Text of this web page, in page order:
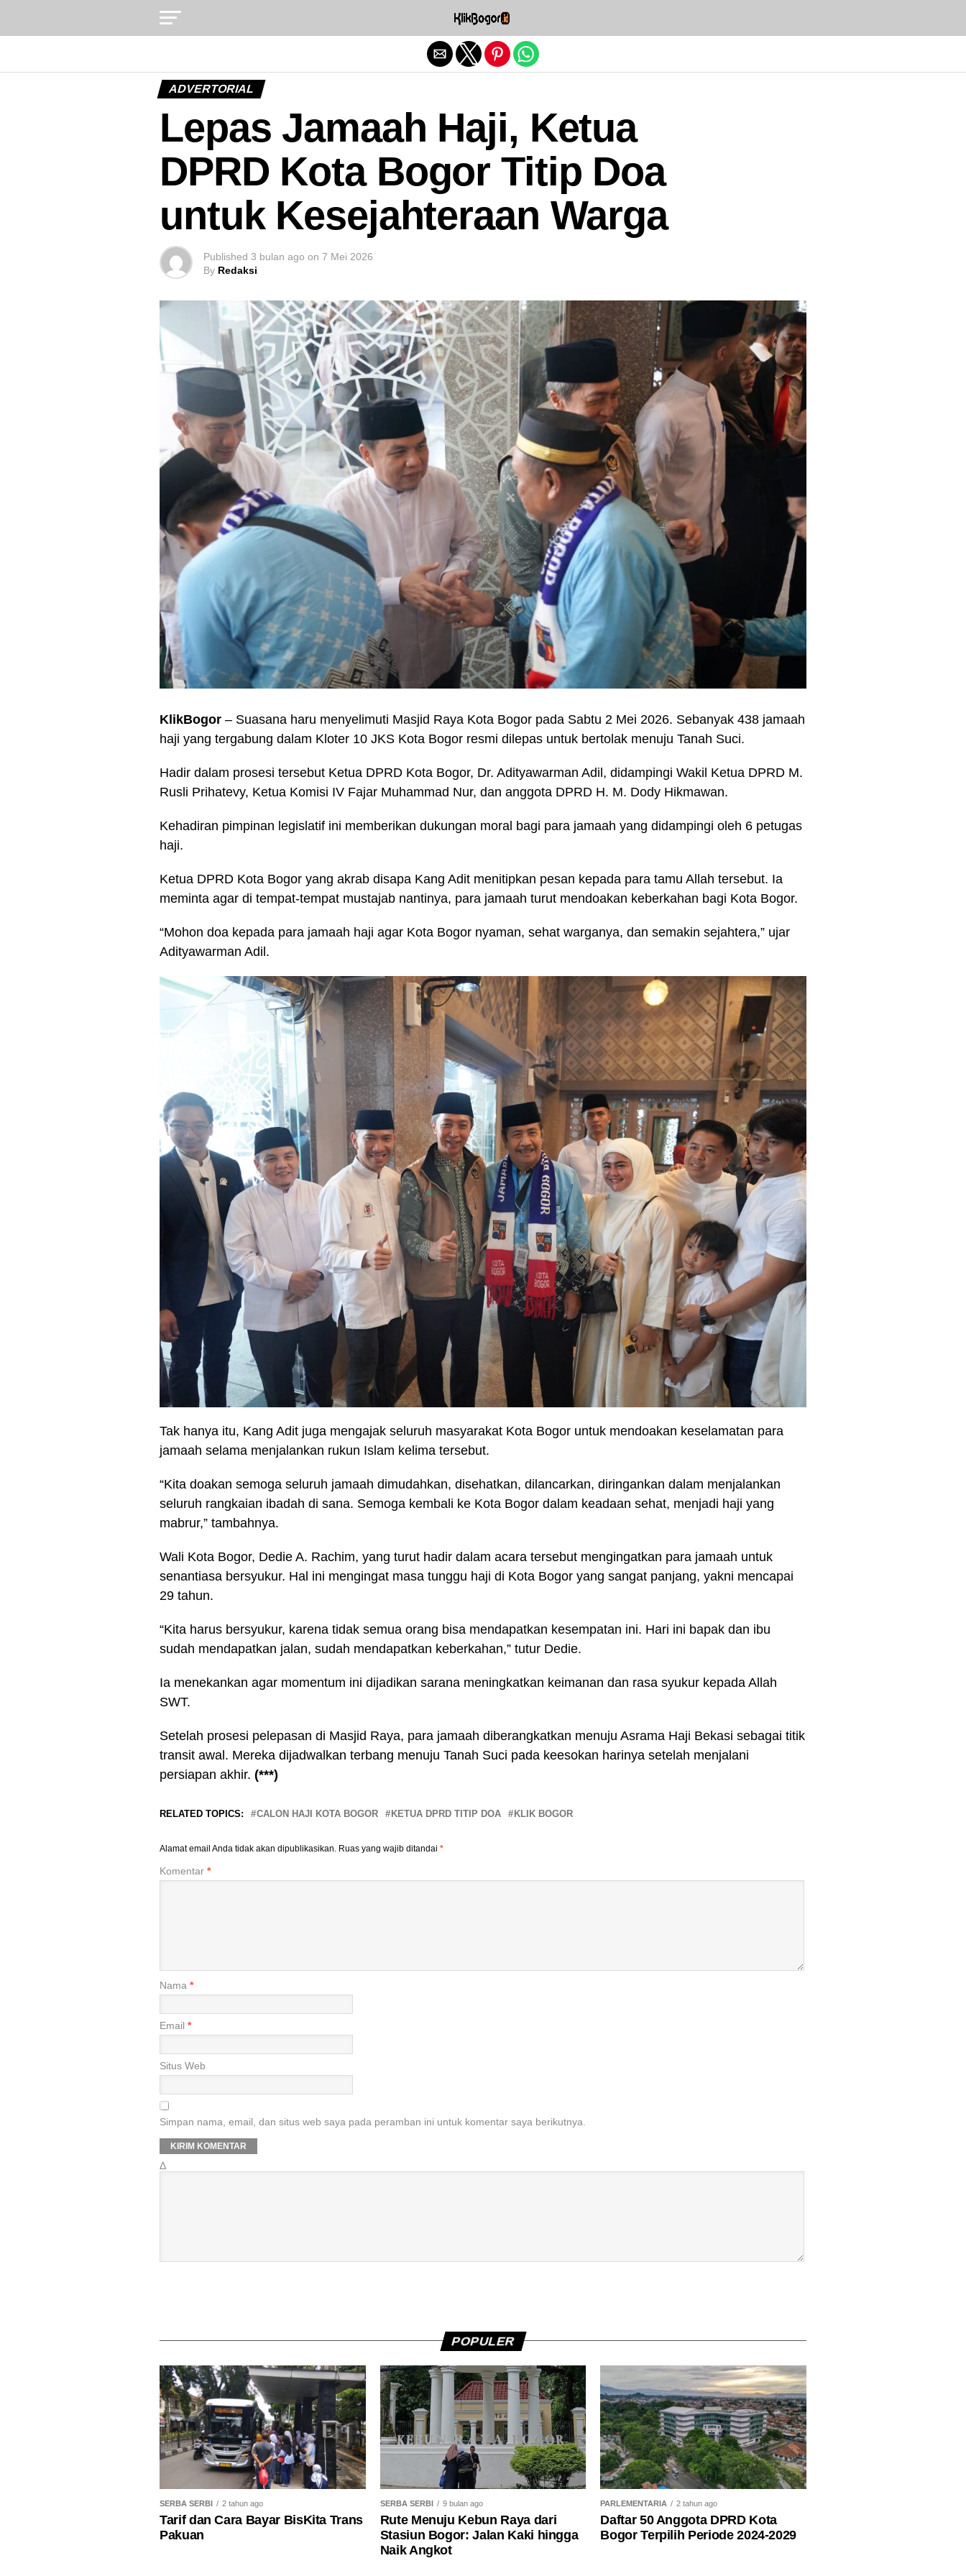
ADVERTORIAL
Lepas Jamaah Haji, Ketua
DPRD Kota Bogor Titip Doa
untuk Kesejahteraan Warga
Published 3 bulan ago on 7 Mei 2026
By Redaksi
KlikBogor – Suasana haru menyelimuti Masjid Raya Kota Bogor pada Sabtu 2 Mei 2026. Sebanyak 438 jamaah
haji yang tergabung dalam Kloter 10 JKS Kota Bogor resmi dilepas untuk bertolak menuju Tanah Suci.
Hadir dalam prosesi tersebut Ketua DPRD Kota Bogor, Dr. Adityawarman Adil, didampingi Wakil Ketua DPRD M.
Rusli Prihatevy, Ketua Komisi IV Fajar Muhammad Nur, dan anggota DPRD H. M. Dody Hikmawan.
Kehadiran pimpinan legislatif ini memberikan dukungan moral bagi para jamaah yang didampingi oleh 6 petugas
haji.
Ketua DPRD Kota Bogor yang akrab disapa Kang Adit menitipkan pesan kepada para tamu Allah tersebut. Ia
meminta agar di tempat-tempat mustajab nantinya, para jamaah turut mendoakan keberkahan bagi Kota Bogor.
“Mohon doa kepada para jamaah haji agar Kota Bogor nyaman, sehat warganya, dan semakin sejahtera,” ujar
Adityawarman Adil.
Tak hanya itu, Kang Adit juga mengajak seluruh masyarakat Kota Bogor untuk mendoakan keselamatan para
jamaah selama menjalankan rukun Islam kelima tersebut.
“Kita doakan semoga seluruh jamaah dimudahkan, disehatkan, dilancarkan, diringankan dalam menjalankan
seluruh rangkaian ibadah di sana. Semoga kembali ke Kota Bogor dalam keadaan sehat, menjadi haji yang
mabrur,” tambahnya.
Wali Kota Bogor, Dedie A. Rachim, yang turut hadir dalam acara tersebut mengingatkan para jamaah untuk
senantiasa bersyukur. Hal ini mengingat masa tunggu haji di Kota Bogor yang sangat panjang, yakni mencapai
29 tahun.
“Kita harus bersyukur, karena tidak semua orang bisa mendapatkan kesempatan ini. Hari ini bapak dan ibu
sudah mendapatkan jalan, sudah mendapatkan keberkahan,” tutur Dedie.
Ia menekankan agar momentum ini dijadikan sarana meningkatkan keimanan dan rasa syukur kepada Allah
SWT.
Setelah prosesi pelepasan di Masjid Raya, para jamaah diberangkatkan menuju Asrama Haji Bekasi sebagai titik
transit awal. Mereka dijadwalkan terbang menuju Tanah Suci pada keesokan harinya setelah menjalani
persiapan akhir. (***)
RELATED TOPICS: CALON HAJI KOTA BOGOR KETUA DPRD TITIP DOA KLIK BOGOR
Alamat email Anda tidak akan dipublikasikan. Ruas yang wajib ditandai *
Komentar *
Nama *
Email *
Situs Web
Simpan nama, email, dan situs web saya pada peramban ini untuk komentar saya berikutnya.
Δ
POPULER
SERBA SERBI 2 tahun ago
Tarif dan Cara Bayar BisKita Trans
Pakuan
SERBA SERBI 9 bulan ago
Rute Menuju Kebun Raya dari
Stasiun Bogor: Jalan Kaki hingga
Naik Angkot
PARLEMENTARIA 2 tahun ago
Daftar 50 Anggota DPRD Kota
Bogor Terpilih Periode 2024-2029
Exit mobile version